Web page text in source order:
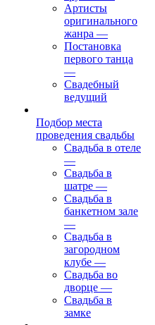
Артисты
оригинального
жанра —
Постановка
первого танца
—
Свадебный
ведущий
Подбор места
проведения свадьбы
Свадьба в отеле
—
Свадьба в
шатре —
Свадьба в
банкетном зале
—
Свадьба в
загородном
клубе —
Свадьба во
дворце —
Свадьба в
замке